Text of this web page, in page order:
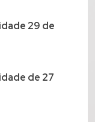
29 de
de 27